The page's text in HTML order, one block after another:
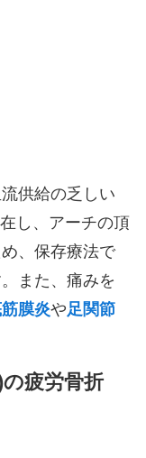
供給の乏しい
し、アーチの頂
、保存療法で
また、痛みを
膜炎や足関節
疲労骨折